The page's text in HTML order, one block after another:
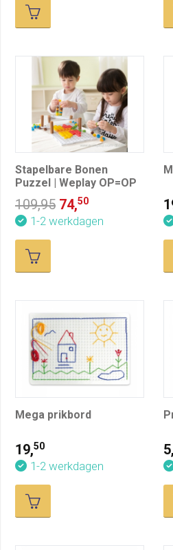
Stapelbare Bonen
Puzzel | Weplay OP=OP
109,95 74,50
1-2 werkdagen
Mega prikbord
19,50
1-2 werkdagen
5,